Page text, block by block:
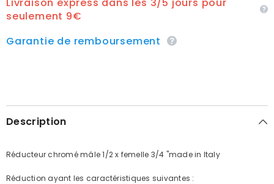
seulement 9€
Garantie de remboursement
Description
Réducteur chromé mâle 1/2 x femelle 3/4 "made in Italy
Réduction ayant les caractéristiques suivantes :